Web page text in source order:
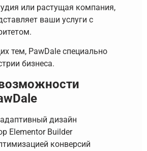
или растущая компания,
ваши услуги с
тем, PawDale специально
бизнеса.
дизайн
Elementor Builder
конверсий